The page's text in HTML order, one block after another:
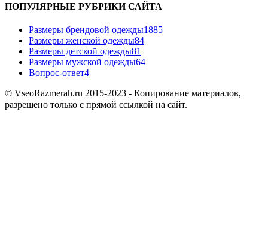
ПОПУЛЯРНЫЕ РУБРИКИ САЙТА
Размеры брендовой одежды1885
Размеры женской одежды84
Размеры детской одежды81
Размеры мужской одежды64
Вопрос-ответ4
© VseoRazmerah.ru 2015-2023 - Копирование материалов,
разрешено только с прямой ссылкой на сайт.